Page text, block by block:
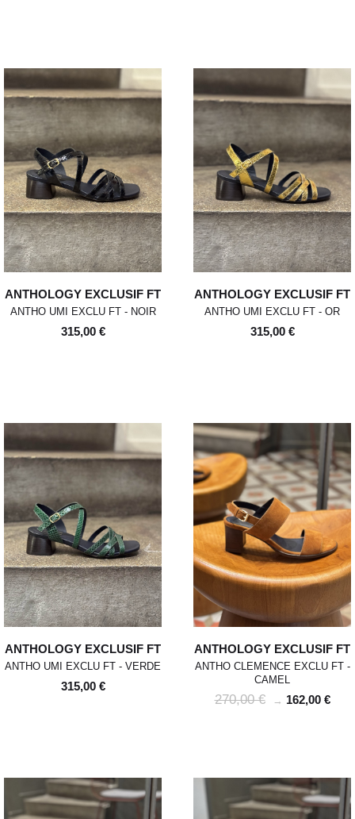
ANTHOLOGY EXCLUSIF FT
ANTHO UMI EXCLU FT - NOIR
315,00 €
ANTHOLOGY EXCLUSIF FT
ANTHO UMI EXCLU FT - OR
315,00 €
ANTHOLOGY EXCLUSIF FT
ANTHO UMI EXCLU FT - VERDE
315,00 €
ANTHOLOGY EXCLUSIF FT
ANTHO CLEMENCE EXCLU FT -
CAMEL
270,00 € → 162,00 €